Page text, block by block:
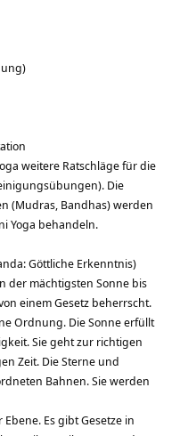
weitere Ratschläge für die
Die
(Mudras, Bandhas) werden
Yoga behandeln.
Göttliche Erkenntnis)
der mächtigsten Sonne bis
einem Gesetz beherrscht.
Ordnung. Die Sonne erfüllt
Sie geht zur richtigen
Zeit. Die Sterne und
Bahnen. Sie werden
Es gibt Gesetze in